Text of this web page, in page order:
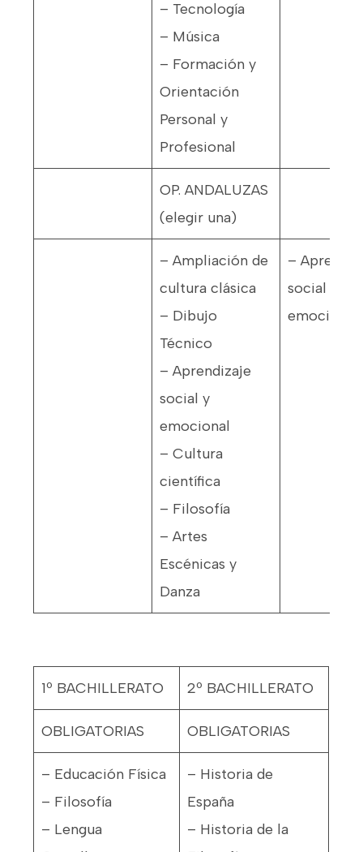
– Tecnología
– Música
– Formación y
Orientación
Personal y
Profesional
OP. ANDALUZAS
(elegir una)
– Ampliación de
cultura clásica
– Dibujo
Técnico
– Aprendizaje
social y
emocional
– Cultura
científica
– Filosofía
– Artes
Escénicas y
Danza
–
social y
emocional
1º BACHILLERATO 2º BACHILLERATO
OBLIGATORIAS OBLIGATORIAS
– Educación Física
– Filosofía
– Lengua
– Historia de
España
– Historia de la